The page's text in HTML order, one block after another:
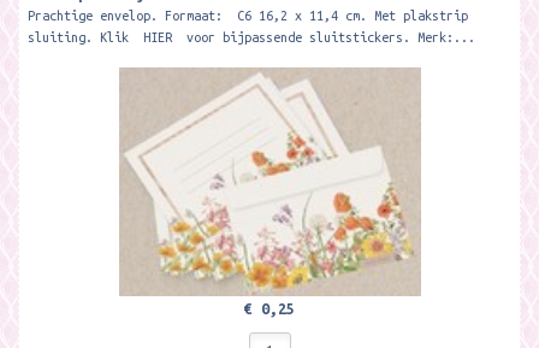
Prachtige envelop. Formaat: C6 16,2 x 11,4 cm. Met plakstrip
sluiting. Klik HIER voor bijpassende sluitstickers. Merk:...
€ 0,25